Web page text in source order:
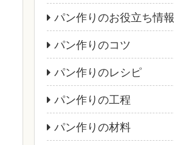
パン作りのお役立ち情報
パン作りのコツ
パン作りのレシピ
パン作りの工程
パン作りの材料